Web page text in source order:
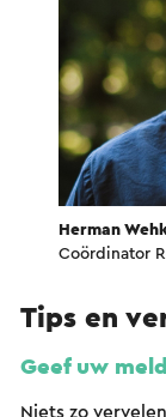
Herman
Coördinator
Tips en
Geef uw
Niets zo